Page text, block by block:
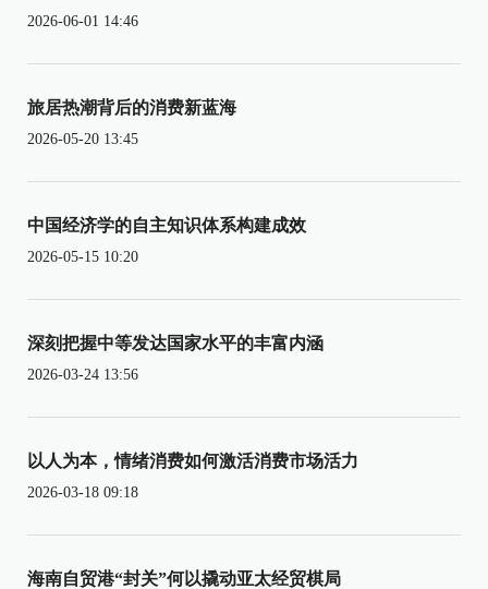
2026-06-01 14:46
旅居热潮背后的消费新蓝海
2026-05-20 13:45
中国经济学的自主知识体系构建成效
2026-05-15 10:20
深刻把握中等发达国家水平的丰富内涵
2026-03-24 13:56
以人为本，情绪消费如何激活消费市场活力
2026-03-18 09:18
海南自贸港“封关”何以撬动亚太经贸棋局